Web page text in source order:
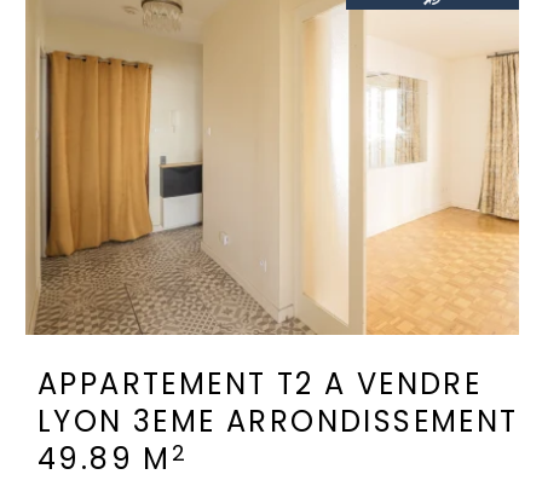
APPARTEMENT T2 A VENDRE
LYON 3EME ARRONDISSEMENT
49.89 M 2